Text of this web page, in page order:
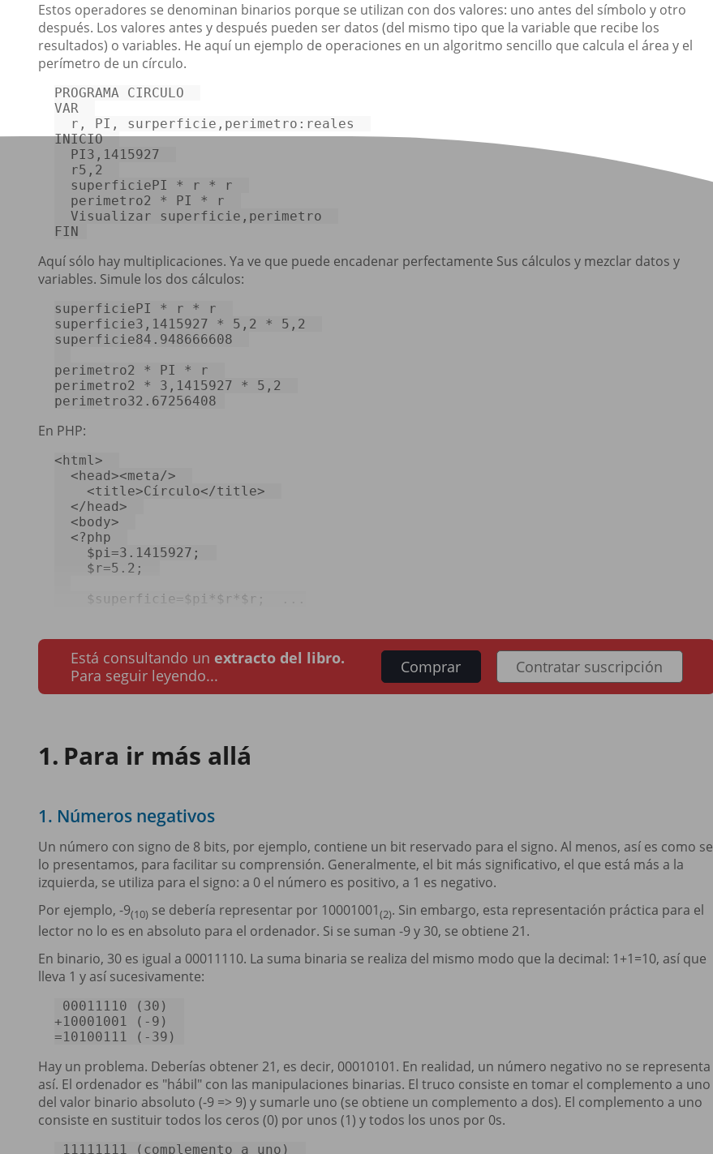
Estos operadores se denominan binarios porque se utilizan con dos valores: uno antes del símbolo y otro
después. Los valores antes y después pueden ser datos (del mismo tipo que la variable que recibe los
resultados) o variables. He aquí un ejemplo de operaciones en un algoritmo sencillo que calcula el área y el
perímetro de un círculo.
VAR
r, PI, surperficie,perimetro:reales
INICIO
PI3, 1415927
r5, 2
superficiePI * r * r
perimetro2 * PI * r
Visualizar superficie,perimetro
FIN
Aquí sólo hay multiplicaciones. Ya ve que puede encadenar perfectamente Sus cálculos y mezclar datos y
variables. Simule los dos cálculos:
superficiePI * r * r
superficie3,1415927 * 5,2 * 5,2
superficie84.948666608
perimetro2 * PI * r
perimetro2 * 3,1415927 * 5,2
perimetro32.67256408
En PHP:
< html>
< head><meta/>
<title>Círculo</title>
</ head>
< body>
<?php
$pi=3.1415927 ;
$r=5.2 ;
$superficie=$pi * $r * $r ;  ...
Está consultando un extracto del libro.
Para seguir leyendo...
Comprar Contratar suscripción
Para ir más allá
1. Números negativos
Un número con signo de 8 bits, por ejemplo, contiene un bit reservado para el signo. Al menos, así es como se
lo presentamos, para facilitar su comprensión. Generalmente, el bit más significativo, el que está más a la
izquierda, se utiliza para el signo: a 0 el número es positivo, a 1 es negativo.
Por ejemplo, -9(10) se debería representar por 10001001(2). Sin embargo, esta representación práctica para el
lector no lo es en absoluto para el ordenador. Si se suman -9 y 30, se obtiene 21.
En binario, 30 es igual a 00011110. La suma binaria se realiza del mismo modo que la decimal: 1+1=10, así que
lleva 1 y así sucesivamente:
+10001001 (-9)
=10100111 (-39)
Hay un problema. Deberías obtener 21, es decir, 00010101. En realidad, un número negativo no se representa
así. El ordenador es "hábil" con las manipulaciones binarias. El truco consiste en tomar el complemento a uno
del valor binario absoluto (-9 => 9) y sumarle uno (se obtiene un complemento a dos). El complemento a uno
consiste en sustituir todos los ceros (0) por unos (1) y todos los unos por 0s.
11111111 (complemento a uno)